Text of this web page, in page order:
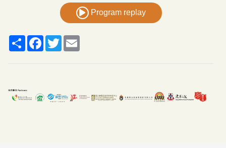
Program replay
ShareFacebook
Twitter